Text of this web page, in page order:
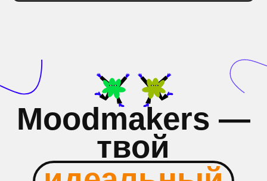
INFO@MOOD-MAKERS.RU +7 812 606 70 20